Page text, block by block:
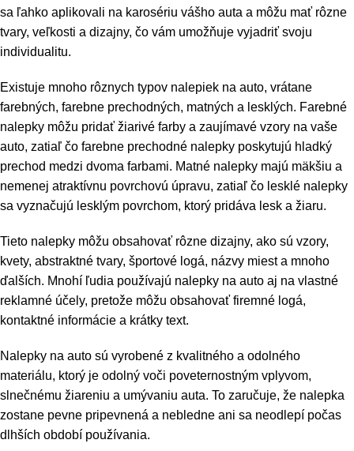
sa ľahko aplikovali na karosériu vášho auta a môžu mať rôzne
tvary, veľkosti a dizajny, čo vám umožňuje vyjadriť svoju
individualitu.
Existuje mnoho rôznych typov nalepiek na auto, vrátane
farebných, farebne prechodných, matných a lesklých. Farebné
nalepky môžu pridať žiarivé farby a zaujímavé vzory na vaše
auto, zatiaľ čo farebne prechodné nalepky poskytujú hladký
prechod medzi dvoma farbami. Matné nalepky majú mäkšiu a
nemenej atraktívnu povrchovú úpravu, zatiaľ čo lesklé nalepky
sa vyznačujú lesklým povrchom, ktorý pridáva lesk a žiaru.
Tieto nalepky môžu obsahovať rôzne dizajny, ako sú vzory,
kvety, abstraktné tvary, športové logá, názvy miest a mnoho
ďalších. Mnohí ľudia používajú nalepky na auto aj na vlastné
reklamné účely, pretože môžu obsahovať firemné logá,
kontaktné informácie a krátky text.
Nalepky na auto sú vyrobené z kvalitného a odolného
materiálu, ktorý je odolný voči poveternostným vplyvom,
slnečnému žiareniu a umývaniu auta. To zaručuje, že nalepka
zostane pevne pripevnená a nebledne ani sa neodlepí počas
dlhších období používania.